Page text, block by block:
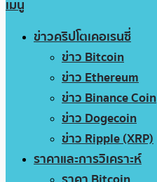
เมนู
ข่าวคริปโตเคอเรนซี่
ข่าว Bitcoin
ข่าว Ethereum
ข่าว Binance Coin
ข่าว Dogecoin
ข่าว Ripple (XRP)
ราคาและการวิเคราะห์